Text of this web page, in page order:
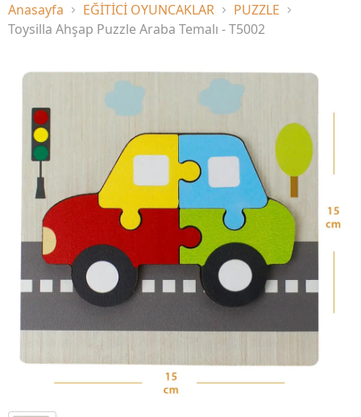
Anasayfa EĞİTİCİ OYUNCAKLAR
PUZZLE
Toysilla Ahşap Puzzle Araba Temalı - T5002